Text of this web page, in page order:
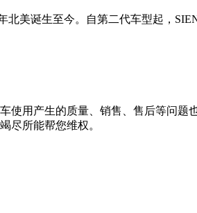
北美诞生至今。自第二代车型起，
使用产生的质量、销售、售后等问
尽所能帮您维权。